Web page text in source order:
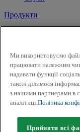
Продукти
Суміші трав
До солодких
Смак Вогню
Приправи для
Гірчиця
Ми використовуємо
працювати належним
надавати функції
також ділимося
з нашими партнерами в
аналітиці. Політика
Прийняти всі